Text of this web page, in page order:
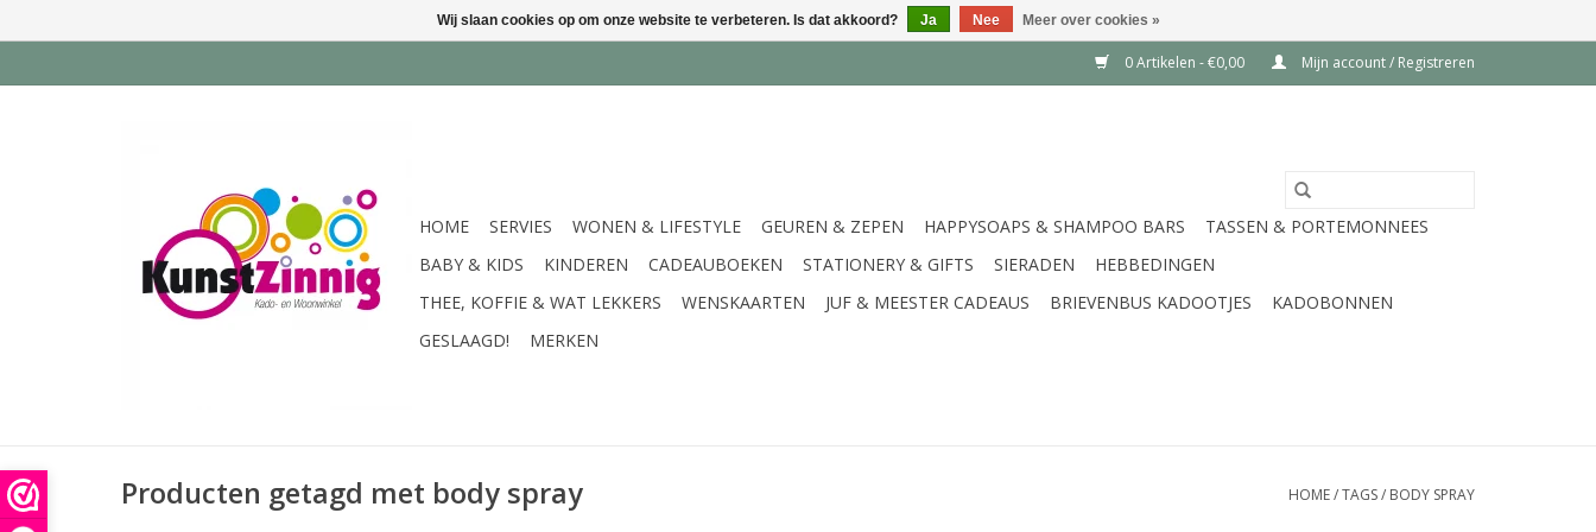
0 Artikelen - €0,00 Mijn account / Registreren
HOME SERVIES WONEN & LIFESTYLE GEUREN & ZEPEN HAPPYSOAPS & SHAMPOO BARS
TASSEN & PORTEMONNEES
BABY & KIDS
KINDEREN CADEAUBOEKEN STATIONERY & GIFTS SIERADEN
HEBBEDINGEN
THEE, KOFFIE & WAT LEKKERS
WENSKAARTEN JUF & MEESTER CADEAUS BRIEVENBUS KADOOTJES
KADOBONNEN
GESLAAGD!
MERKEN
Producten getagd met body spray HOME/TAGS/ BODY SPRAY
Wij slaan cookies op om onze website te verbeteren. Is dat akkoord? Ja Nee Meer over cookies »